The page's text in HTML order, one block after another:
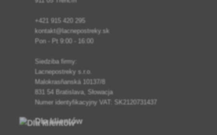
+421 915 420 295
kontakt@lacnepostreky.sk
Pon - Pt 9:00 - 16:00
Siedziba firmy:
Lacnepostreky s.r.o.
Malokrasňanská 10137/8
831 54 Bratislava, Słowacja
Numer identyfikacyjny VAT: SK2120731437
Dla klientów